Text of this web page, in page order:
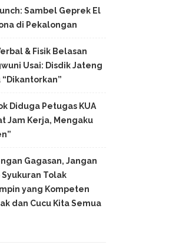
Sambel Geprek El
di Pekalongan
& Fisik Belasan
Usai: Disdik Jateng
“Dikantorkan”
Diduga Petugas KUA
Jam Kerja, Mengaku
Gagasan, Jangan
Syukuran Tolak
yang Kompeten
dan Cucu Kita Semua